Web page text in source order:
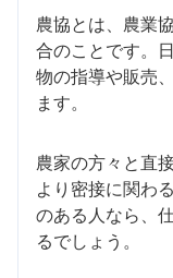
農協とは、農業
合のことです。
物の指導や販売
ます。
農家の方々と直
より密接に関わ
のある人なら、
るでしょう。